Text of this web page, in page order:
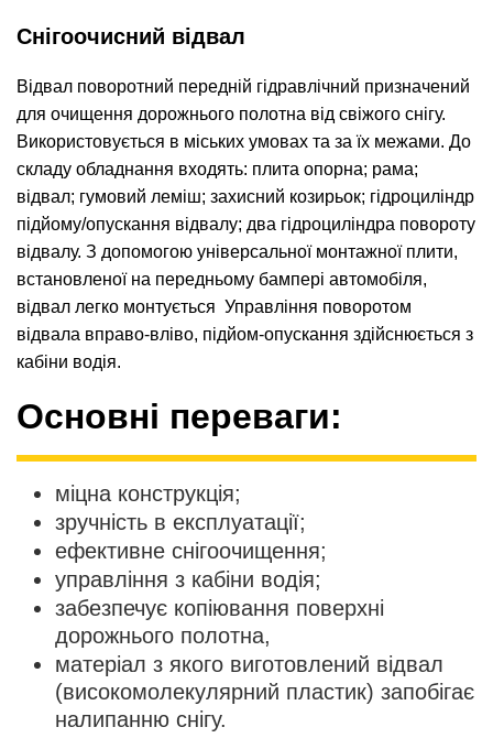
Снігоочисний відвал
Відвал поворотний передній гідравлічний призначений
для очищення дорожнього полотна від свіжого снігу.
Використовується в міських умовах та за їх межами. До
складу обладнання входять: плита опорна; рама;
відвал; гумовий леміш; захисний козирьок; гідроциліндр
підйому/опускання відвалу; два гідроциліндра повороту
відвалу. З допомогою універсальної монтажної плити,
встановленої на передньому бампері автомобіля,
відвал легко монтується Управління поворотом
відвала вправо-вліво, підйом-опускання здійснюється з
кабіни водія.
Основні переваги:
міцна конструкція;
зручність в експлуатації;
ефективне снігоочищення;
управління з кабіни водія;
забезпечує копіювання поверхні
дорожнього полотна,
матеріал з якого виготовлений відвал
(високомолекулярний пластик) запобігає
налипанню снігу.